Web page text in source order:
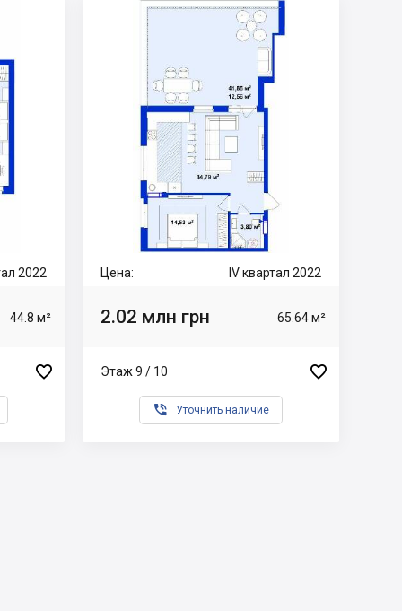
2022
44.8 м²

Цена: IV квартал 2022
2.02 млн грн 65.64 м²
Этаж 9 / 10 
 Уточнить наличие